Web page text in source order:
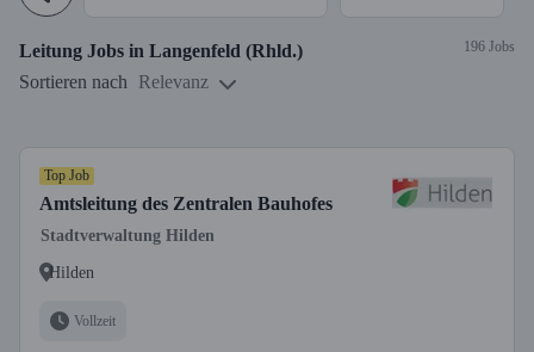
Leitung Jobs in Langenfeld (Rhld.) 196 Jobs
Sortieren nach Relevanz
Top Job
Amtsleitung des Zentralen Bauhofes
Stadtverwaltung Hilden
Hilden
Vollzeit